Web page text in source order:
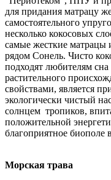
для придания матрацу
самостоятельного
несколько кокосовых
самые жесткие матрацы
рядом Сонель. Чисто
подходят любителям
растительного
свойствами, является
экологически чистый
солнцем тропиков,
положительной
благоприятное биополе
Морская трава